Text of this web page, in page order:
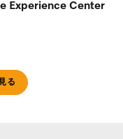
Experience Center
る